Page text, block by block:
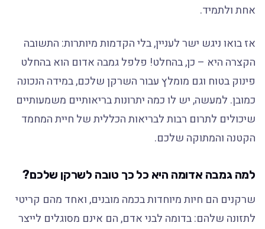
אחת ולתמיד.
אז בואו ניגש ישר לעניין, בלי הקדמות מיותרות: התשובה
הקצרה היא – כן, בהחלט! פלפל גמבה אדום הוא בהחלט
פינוק בטוח וגם מומלץ עבור השרקן שלכם, במידה הנכונה
כמובן. למעשה, יש לו כמה יתרונות בריאותיים משמעותיים
שיכולים לתרום רבות לבריאות הכללית של חיית המחמד
הקטנה והמתוקה שלכם.
למה גמבה אדומה היא כל כך טובה לשרקן שלכם?
שרקנים הם חיות מיוחדות בכמה מובנים, ואחד מהם קריטי
לתזונה שלהם: בדומה לבני אדם, הם אינם מסוגלים לייצר